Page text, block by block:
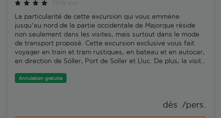
La particularité de cette excursion qui vous emmène
jusqu'au nord de la partie occidentale de Majorque réside
non seulement dans les visites, mais surtout dans le mode
de transport proposé. Cette excursion exclusive vous fait
voyager en train et tram rustiques, en bateau et en autocar,
en direction de Sóller, Port de Soller et Lluc. De plus, la visite
"Jusqu'à la construction du chemin de fer, Soller n'était
C'est la raison pour laquelle elle a un certain charme
Annulation gratuite
dès /pers.